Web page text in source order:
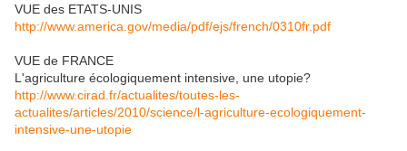
VUE des ETATS-UNIS
http://www.america.gov/media/pdf/ejs/french/0310fr.pdf
VUE de FRANCE
L'agriculture écologiquement intensive, une utopie?
http://www.cirad.fr/actualites/toutes-les-
actualites/articles/2010/science/l-agriculture-ecologiquement-
intensive-une-utopie